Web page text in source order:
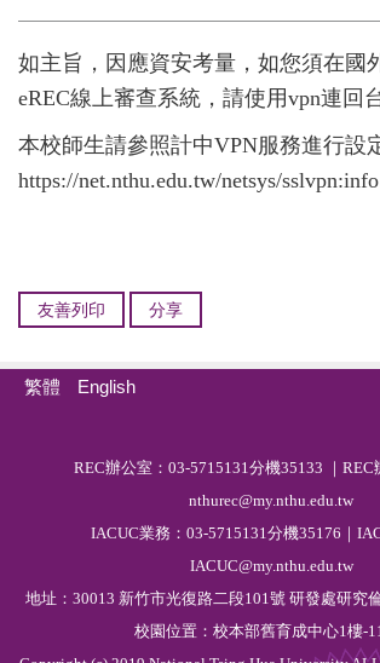
如主旨，因應資安考量，如您須在國
eREC線上審查系統，請使用vpn連回
本校師生請參照計中VPN服務進行設
https://net.nthu.edu.tw/netsys/sslvpn:info
友善列印 分享
繁體 English
REC辦公室：03-5715131分機35133 ｜REC
nthurec@my.nthu.edu.tw
IACUC業務：03-5715131分機35176｜
IACUC@my.nthu.edu.tw
地址：30013 新竹市光復路二段101號 研發處研究
校園位置：校本部舊育成中心1樓-